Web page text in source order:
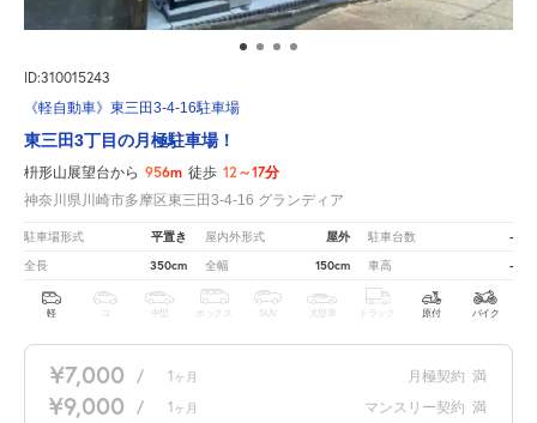
ID:310015243
《軽自動車》東三田3-4-16駐車場
東三田3丁目の月極駐車場！
枡形山展望台から 956m 徒歩 12～17分
神奈川県川崎市多摩区東三田3-4-16 グランディア
駐車場形式 平置き 屋内外形式 屋外 駐車台数 -
全長 350cm 全幅 150cm 車高 -
軽 中型 ボックス SUV 大型車 トラック 原付 バイク
¥7,000 / 1 ヶ月 月極契約 満
¥9,000 / 1 ヶ月 マンスリー契約 満